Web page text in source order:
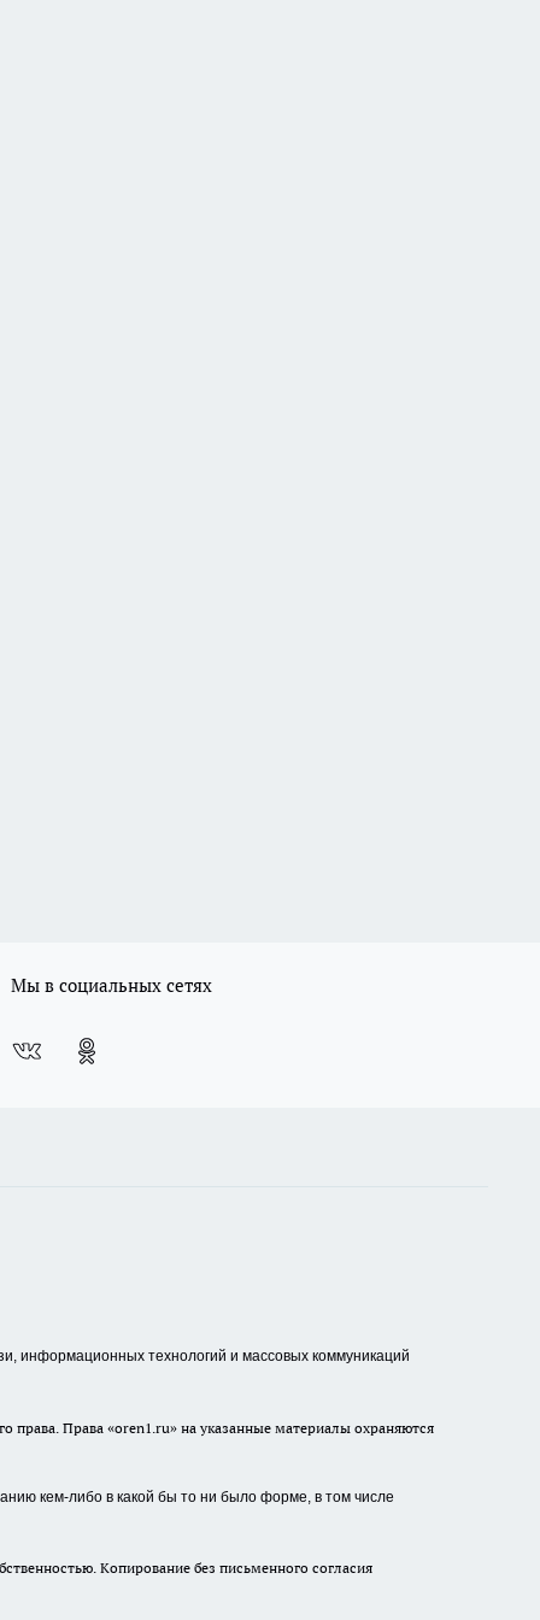
Мы в социальных сетях
информационных технологий и массовых коммуникаций
Права «oren1.ru» на указанные материалы охраняются
кем-либо в какой бы то ни было форме, в том числе
Копирование без письменного согласия